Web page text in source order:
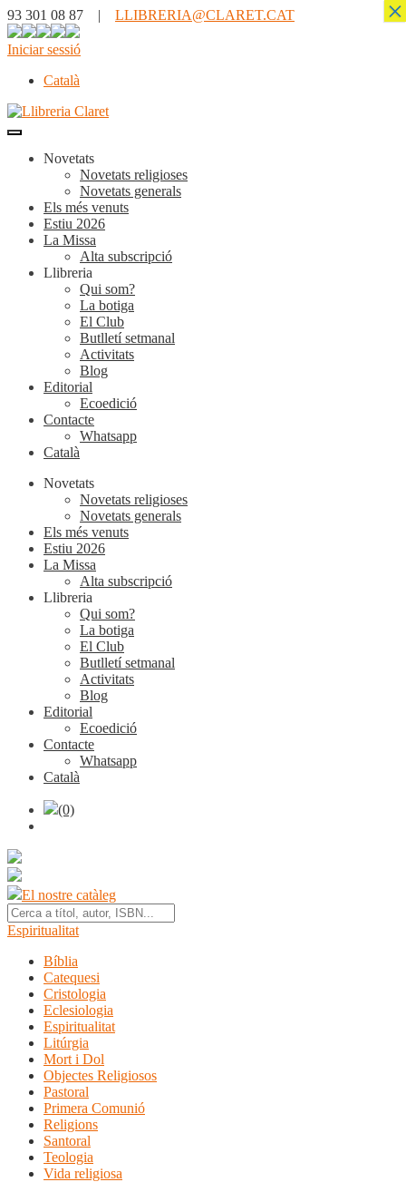
93 301 08 87 | LLIBRERIA@CLARET.CAT
Iniciar sessió
Català
Novetats
Novetats religioses
Novetats generals
Els més venuts
Estiu 2026
La Missa
Alta subscripció
Llibreria
Qui som?
La botiga
El Club
Butlletí setmanal
Activitats
Blog
Editorial
Ecoedició
Contacte
Whatsapp
Català
Novetats
Novetats religioses
Novetats generals
Els més venuts
Estiu 2026
La Missa
Alta subscripció
Llibreria
Qui som?
La botiga
El Club
Butlletí setmanal
Activitats
Blog
Editorial
Ecoedició
Contacte
Whatsapp
Català
(0)
El nostre catàleg
Espiritualitat
Bíblia
Catequesi
Cristologia
Eclesiologia
Espiritualitat
Litúrgia
Mort i Dol
Objectes Religiosos
Pastoral
Primera Comunió
Religions
Santoral
Teologia
Vida religiosa
×